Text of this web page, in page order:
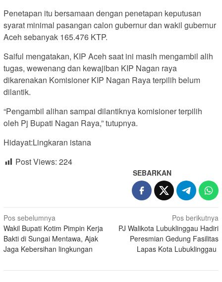
Penetapan itu bersamaan dengan penetapan keputusan
syarat minimal pasangan calon gubernur dan wakil gubernur
Aceh sebanyak 165.476 KTP.
Saiful mengatakan, KIP Aceh saat ini masih mengambil alih
tugas, wewenang dan kewajiban KIP Nagan raya
dikarenakan Komisioner KIP Nagan Raya terpilih belum
dilantik.
“Pengambil alihan sampai dilantiknya komisioner terpilih
oleh Pj Bupati Nagan Raya,” tutupnya.
Hidayat:Lingkaran istana
Post Views: 224
SEBARKAN
Navigasi
pos
Pos sebelumnya
Wakil Bupati Kotim Pimpin Kerja
Bakti di Sungai Mentawa, Ajak
Jaga Kebersihan lingkungan
Pos berikutnya
PJ Walikota Lubuklinggau Hadiri
Peresmian Gedung Fasilitas
Lapas Kota Lubuklinggau